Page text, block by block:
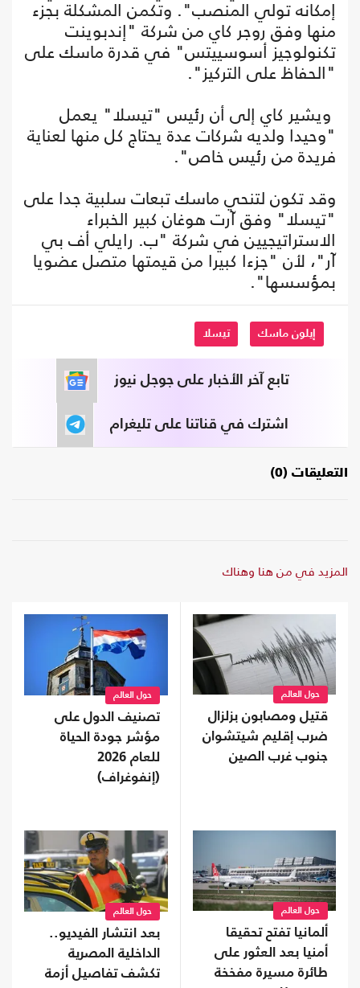
إمكانه تولي المنصب". وتكمن المشكلة بجزء
منها وفق روجر كاي من شركة "إندبوينت
تكنولوجيز أسوسييتس" في قدرة ماسك على
"الحفاظ على التركيز".
ويشير كاي إلى أن رئيس "تيسلا" يعمل
"وحيدا ولديه شركات عدة يحتاج كل منها لعناية
فريدة من رئيس خاص".
وقد تكون لتنحي ماسك تبعات سلبية جدا على
"تيسلا" وفق آرت هوغان كبير الخبراء
الاستراتيجيين في شركة "ب. رايلي أف بي
آر"، لأن "جزءا كبيرا من قيمتها متصل عضويا
بمؤسسها".
إيلون ماسك تيسلا
تابع آخر الأخبار على جوجل نيوز
اشترك في قناتنا على تليغرام
التعليقات (0)
المزيد في من هنا وهناك
حول العالم
قتيل ومصابون بزلزال
ضرب إقليم شيتشوان
جنوب غرب الصين
حول العالم
تصنيف الدول على
مؤشر جودة الحياة
للعام 2026
(إنفوغراف)
حول العالم
ألمانيا تفتح تحقيقا
أمنيا بعد العثور على
طائرة مسيرة مفخخة
حول العالم
بعد انتشار الفيديو..
الداخلية المصرية
تكشف تفاصيل أزمة